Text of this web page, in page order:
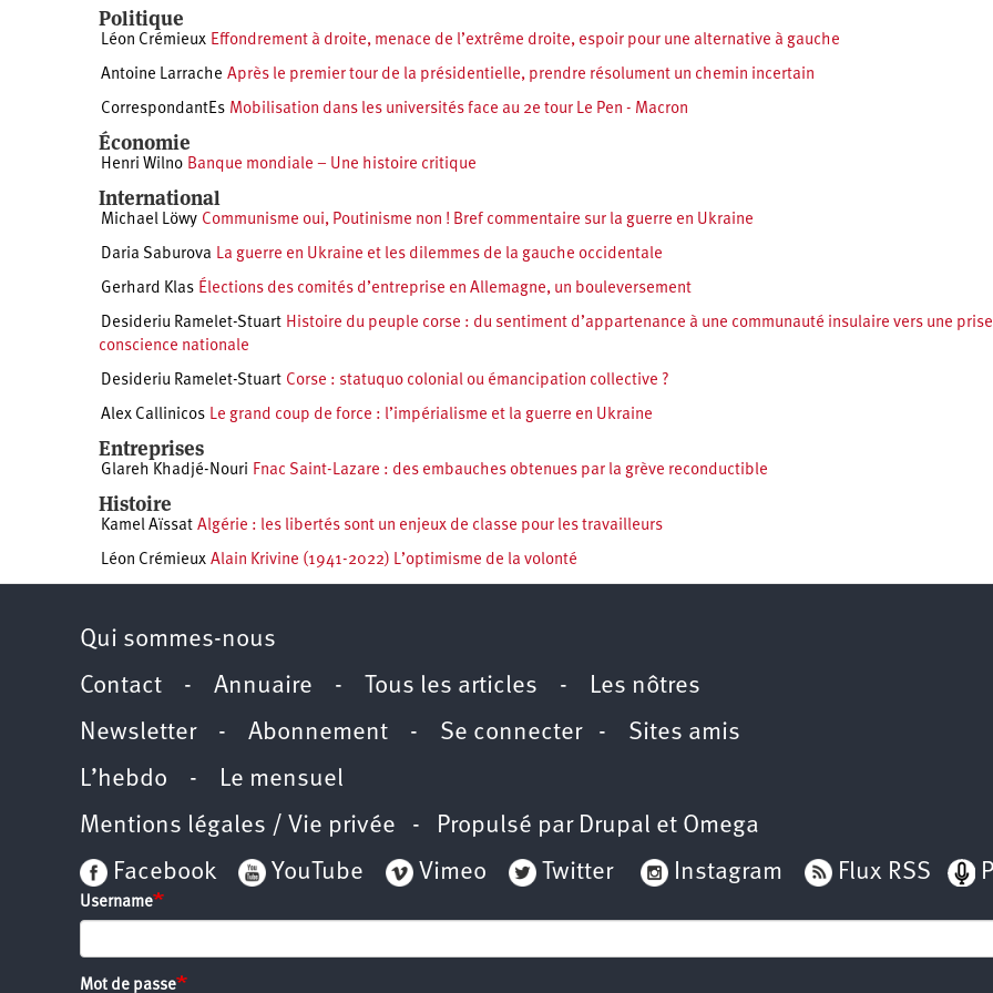
Politique
Léon Crémieux Effondrement à droite, menace de l’extrême droite, espoir pour une alternative à gauche
Antoine Larrache Après le premier tour de la présidentielle, prendre résolument un chemin incertain
CorrespondantEs Mobilisation dans les universités face au 2e tour Le Pen - Macron
Économie
Henri Wilno Banque mondiale – Une histoire critique
International
Michael Löwy Communisme oui, Poutinisme non ! Bref commentaire sur la guerre en Ukraine
Daria Saburova La guerre en Ukraine et les dilemmes de la gauche occidentale
Gerhard Klas Élections des comités d’entreprise en Allemagne, un bouleversement
Desideriu Ramelet-Stuart Histoire du peuple corse : du sentiment d’appartenance à une communauté insulaire vers une
conscience nationale
Desideriu Ramelet-Stuart Corse : statuquo colonial ou émancipation collective ?
Alex Callinicos Le grand coup de force : l’impérialisme et la guerre en Ukraine
Entreprises
Glareh Khadjé-Nouri Fnac Saint-Lazare : des embauches obtenues par la grève reconductible
Histoire
Kamel Aïssat Algérie : les libertés sont un enjeux de classe pour les travailleurs
Léon Crémieux Alain Krivine (1941-2022) L’optimisme de la volonté
Qui sommes-nous
Contact - Annuaire - Tous les articles - Les nôtres
Newsletter- Abonnement - Se connecter- Sites amis
L’hebdo - Le mensuel
Mentions légales / Vie privée - Propulsé par Drupal et Omega
Facebook
YouTube Vimeo Twitter Instagram Flux RSS
Username
Mot de passe